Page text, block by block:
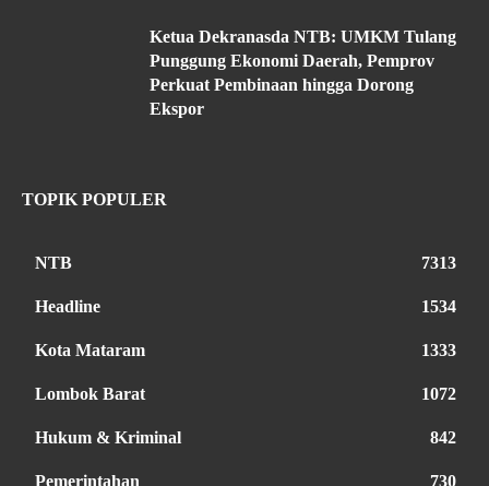
Ketua Dekranasda NTB: UMKM Tulang
Punggung Ekonomi Daerah, Pemprov
Perkuat Pembinaan hingga Dorong
Ekspor
TOPIK POPULER
NTB 7313
Headline 1534
Kota Mataram 1333
Lombok Barat 1072
Hukum & Kriminal 842
Pemerintahan 730